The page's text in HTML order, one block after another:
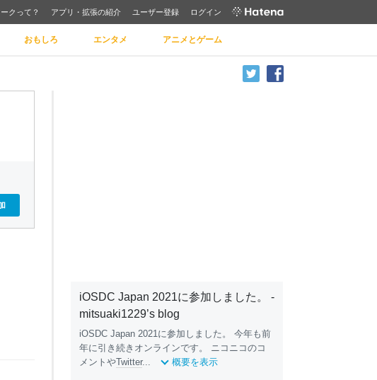
クって？ アプリ・拡張の紹介 ユーザー登録 ログイン
おもしろ エンタメ アニメとゲーム
iOSDC Japan 2021に参加しました。 -
mitsuaki1229’s blog
iOSDC Japan 2021に参加しました。 今年も前
年に引き続きオンラインです。 ニコニコのコ
メントやTwitter... 概要を表示